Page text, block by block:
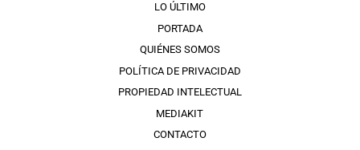
LO ÚLTIMO
PORTADA
QUIÉNES SOMOS
POLÍTICA DE PRIVACIDAD
PROPIEDAD INTELECTUAL
MEDIAKIT
CONTACTO